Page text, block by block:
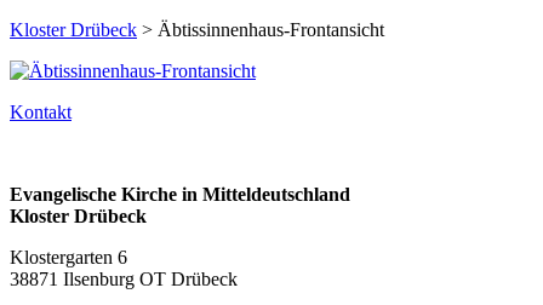
Kloster Drübeck > Äbtissinnenhaus-Frontansicht
Kontakt
Evangelische Kirche in Mitteldeutschland
Kloster Drübeck
Klostergarten 6
38871 Ilsenburg OT Drübeck